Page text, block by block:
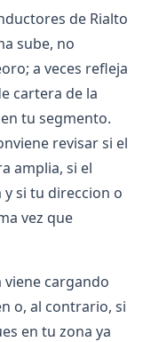
de Rialto
sube, no
a veces refleja
cartera de la
tu segmento.
revisar si el
amplia, si el
y si tu direccion o
vez que
viene cargando
o, al contrario, si
en tu zona ya